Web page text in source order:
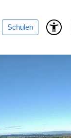
Schulen